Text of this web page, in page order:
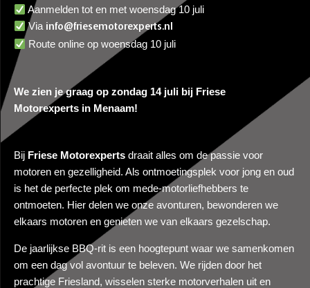
Aanmelden tot en met woensdag 10 juli
Via info@friesemotorexperts.nl
Route online op woensdag 10 juli
We zien je graag op zondag 14 juli bij Friese
Motorexperts in Menaam!
Bij Friese Motorexperts draait alles om de passie voor
motoren en gezelligheid. Als ontmoetingsplek voor jong en oud
is het de perfecte plek om mede-motorliefhebbers te
ontmoeten. Hier delen we onze avonturen, bewonderen we
elkaars motoren en genieten we van elkaars gezelschap.
De jaarlijkse BBQ-rit is een hoogtepunt waar we samenkomen
om een dag vol avontuur te beleven. We rijden door het
prachtige Friesland, wisselen sterke motorverhalen uit en